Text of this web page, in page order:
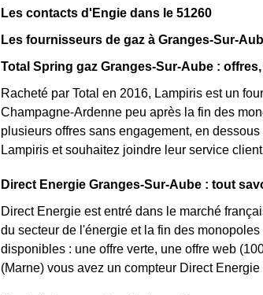
Les contacts d'Engie dans le 51260
Les fournisseurs de gaz à Granges-Sur-
Total Spring gaz Granges-Sur-Aube :
Racheté par Total en 2016, Lampiris est un
Champagne-Ardenne peu après la fin des
plusieurs offres sans engagement, en
Lampiris et souhaitez joindre leur service
Direct Energie Granges-Sur-Aube : tout
Direct Energie est entré dans le marché
du secteur de l'énergie et la fin des
disponibles : une offre verte, une offre web
(Marne) vous avez un compteur Direct